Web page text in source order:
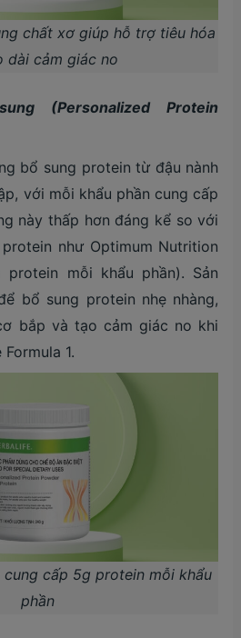
chất xơ giúp hỗ trợ tiêu hóa
dài cảm giác no
(Personalized Protein
bổ sung protein từ đậu nành
với mỗi khẩu phần cung cấp
này thấp hơn đáng kể so với
như Optimum Nutrition
protein mỗi khẩu phần). Sản
bổ sung protein nhẹ nhàng,
bắp và tạo cảm giác no khi
1.
cấp 5g protein mỗi khẩu
phần